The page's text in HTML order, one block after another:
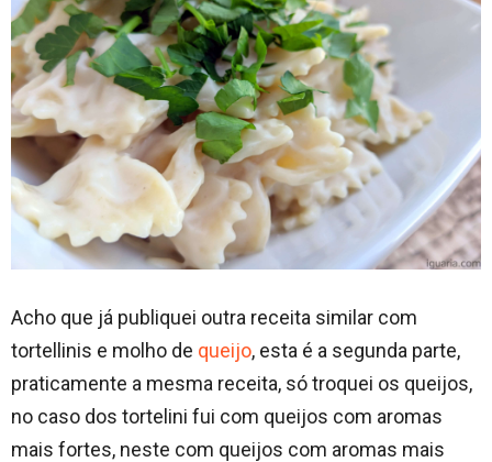
Acho que já publiquei outra receita similar com
tortellinis e molho de queijo, esta é a segunda parte,
praticamente a mesma receita, só troquei os queijos,
no caso dos tortelini fui com queijos com aromas
mais fortes, neste com queijos com aromas mais